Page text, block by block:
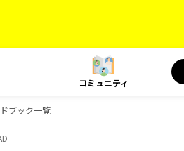
コミュニティ
ブック一覧